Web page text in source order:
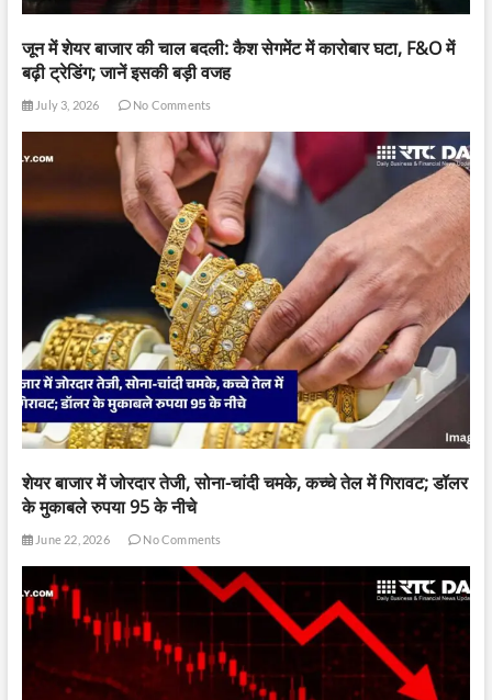
जून में शेयर बाजार की चाल बदली: कैश सेगमेंट में कारोबार घटा, F&O में
बढ़ी ट्रेडिंग; जानें इसकी बड़ी वजह
July 3, 2026 No Comments
शेयर बाजार में जोरदार तेजी, सोना-चांदी चमके, कच्चे तेल में गिरावट; डॉलर
के मुकाबले रुपया 95 के नीचे
June 22, 2026 No Comments